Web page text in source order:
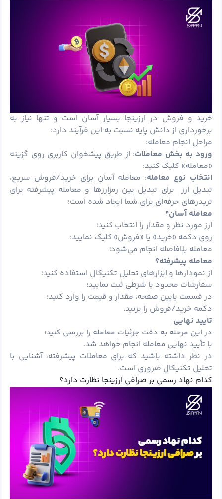
خرید و فروش در ارزینجا بسیار آسان است و تنها نیاز به
برخورداری از دانش پایه نسبت به این فرآیند دارد:
مراحل انجام معامله:
ورود به بخش معاملات: از طریق پیشخوان کاربری روی گزینه
«معامله» کلیک کنید؛
انتخاب نوع معامله: معامله آسان برای خرید/فروش سریع،
تبدیل ارز برای تبدیل بین رمزارزها و معامله پیشرفته برای
تریدرهای حرفه‌ای برای شما ایجاد شده است؛
معامله آسان؟
ارز مورد نظر و مقدار را انتخاب کنید؛
روی دکمه «خرید» یا «فروش» کلیک نمایید؛
معامله بلافاصله انجام می‌شود؛
معامله پیشرفته؟
از نمودارها و ابزارهای تحلیل تکنیکال استفاده کنید؛
سفارشات محدود یا شرطی ثبت نمایید؛
در قسمت پایین صفحه، مقدار و قیمت را وارد کنید؛
دکمه خرید/فروش را بزنید.
تایید نهایی
در این مرحله به دقت جزئیات معامله را بررسی کنید؛
با تأیید نهایی معامله انجام خواهد شد.
در نظر داشته باشید که برای معاملات پیشرفته، آشنایی با
تحلیل تکنیکال ضروری است.
کدام نهاد رسمی بر صرافی ارزینجا نظارت دارد؟